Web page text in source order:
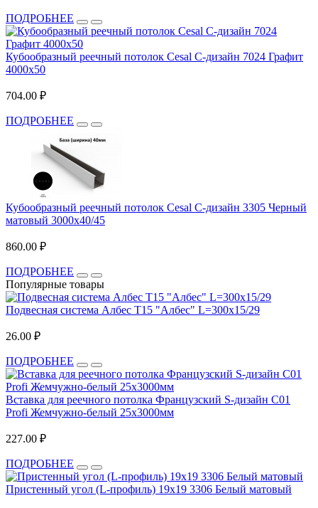
ПОДРОБНЕЕ
Кубообразный реечный потолок Cesal C-дизайн 7024 Графит
4000х50
704.00 ₽
ПОДРОБНЕЕ
Кубообразный реечный потолок Cesal C-дизайн 3305 Черный
матовый 3000х40/45
860.00 ₽
ПОДРОБНЕЕ
Популярные товары
Подвесная система Албес T15 "Албес" L=300х15/29
26.00 ₽
ПОДРОБНЕЕ
Вставка для реечного потолка Французский S-дизайн С01
Profi Жемчужно-белый 25х3000мм
227.00 ₽
ПОДРОБНЕЕ
Пристенный угол (L-профиль) 19х19 3306 Белый матовый